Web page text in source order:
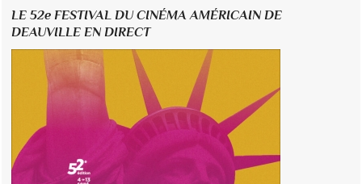
LE 52e FESTIVAL DU CINÉMA AMÉRICAIN DE
DEAUVILLE EN DIRECT